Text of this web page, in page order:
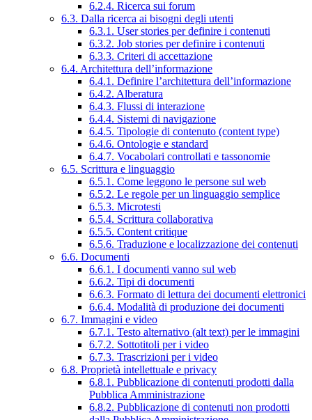
6.2.4. Ricerca sui forum
6.3. Dalla ricerca ai bisogni degli utenti
6.3.1. User stories per definire i contenuti
6.3.2. Job stories per definire i contenuti
6.3.3. Criteri di accettazione
6.4. Architettura dell’informazione
6.4.1. Definire l’architettura dell’informazione
6.4.2. Alberatura
6.4.3. Flussi di interazione
6.4.4. Sistemi di navigazione
6.4.5. Tipologie di contenuto (content type)
6.4.6. Ontologie e standard
6.4.7. Vocabolari controllati e tassonomie
6.5. Scrittura e linguaggio
6.5.1. Come leggono le persone sul web
6.5.2. Le regole per un linguaggio semplice
6.5.3. Microtesti
6.5.4. Scrittura collaborativa
6.5.5. Content critique
6.5.6. Traduzione e localizzazione dei contenuti
6.6. Documenti
6.6.1. I documenti vanno sul web
6.6.2. Tipi di documenti
6.6.3. Formato di lettura dei documenti elettronici
6.6.4. Modalità di produzione dei documenti
6.7. Immagini e video
6.7.1. Testo alternativo (alt text) per le immagini
6.7.2. Sottotitoli per i video
6.7.3. Trascrizioni per i video
6.8. Proprietà intellettuale e privacy
6.8.1. Pubblicazione di contenuti prodotti dalla
Pubblica Amministrazione
6.8.2. Pubblicazione di contenuti non prodotti